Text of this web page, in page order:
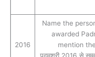
2016
Name the
awarded
mention